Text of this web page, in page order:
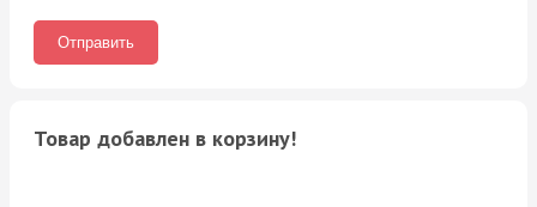
Товар добавлен в корзину!